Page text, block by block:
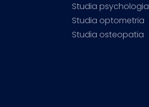
Studia psychologia
Studia optometria
Studia osteopatia